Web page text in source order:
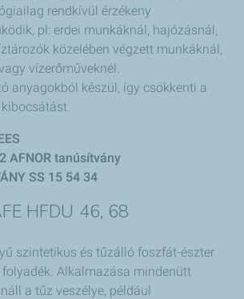
rendkívül érzékeny
pl: erdei munkáknál, hajózásnál,
közelében végzett munkáknál,
vízerőműveknél.
anyagokból készül, így csökkenti a
AFNOR tanúsítvány
SS 15 54 34
HFDU 46, 68
szintetikus és tűzálló foszfát-észter
Alkalmazása mindenütt
a tűz veszélye, például